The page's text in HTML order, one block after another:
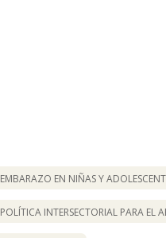
EMBARAZO EN NIÑAS Y
POLÍTICA INTERSECTORIAL PARA EL